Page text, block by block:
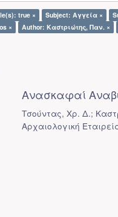
true × Subject: Αγγεία ×
×
Author: Καστριώτης, Παν. ×
Ανασκαφαί
Τσούντας, Χρ. Δ.;
Αρχαιολογική